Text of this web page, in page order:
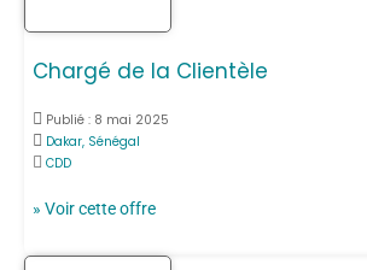
Chargé de la Clientèle
Publié : 8 mai 2025
Dakar, Sénégal
CDD
» Voir cette offre